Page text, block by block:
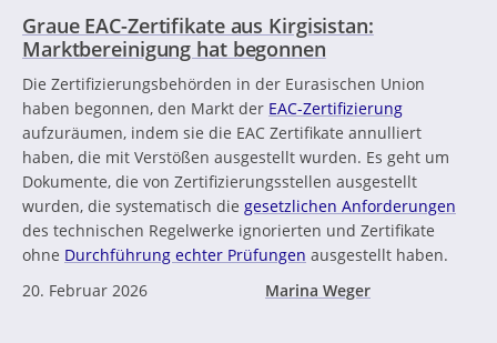
Graue EAC-Zertifikate aus Kirgisistan:
Marktbereinigung hat begonnen
Die Zertifizierungsbehörden in der Eurasischen Union
haben begonnen, den Markt der EAC-Zertifizierung
aufzuräumen, indem sie die EAC Zertifikate annulliert
haben, die mit Verstößen ausgestellt wurden. Es geht um
Dokumente, die von Zertifizierungsstellen ausgestellt
wurden, die systematisch die gesetzlichen Anforderungen
des technischen Regelwerke ignorierten und Zertifikate
ohne Durchführung echter Prüfungen ausgestellt haben.
20. Februar 2026
Marina Weger